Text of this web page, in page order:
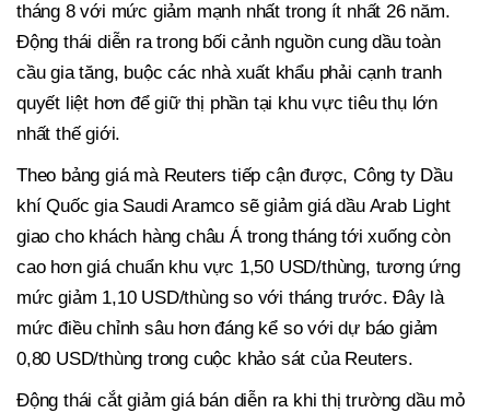
tháng 8 với mức giảm mạnh nhất trong ít nhất 26 năm.
Động thái diễn ra trong bối cảnh nguồn cung dầu toàn
cầu gia tăng, buộc các nhà xuất khẩu phải cạnh tranh
quyết liệt hơn để giữ thị phần tại khu vực tiêu thụ lớn
nhất thế giới.
Theo bảng giá mà Reuters tiếp cận được, Công ty Dầu
khí Quốc gia Saudi Aramco sẽ giảm giá dầu Arab Light
giao cho khách hàng châu Á trong tháng tới xuống còn
cao hơn giá chuẩn khu vực 1,50 USD/thùng, tương ứng
mức giảm 1,10 USD/thùng so với tháng trước. Đây là
mức điều chỉnh sâu hơn đáng kể so với dự báo giảm
0,80 USD/thùng trong cuộc khảo sát của Reuters.
Động thái cắt giảm giá bán diễn ra khi thị trường dầu mỏ